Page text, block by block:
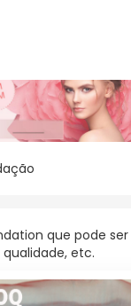
que pode
etc.